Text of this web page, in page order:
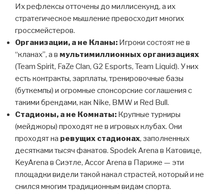
Их рефлексы отточены до миллисекунд, а их
стратегическое мышление превосходит многих
гроссмейстеров.
Организации, а не Кланы: Игроки состоят не в
“кланах”, а в мультимиллионных организациях
(Team Spirit, FaZe Clan, G2 Esports, Team Liquid). У них
есть контракты, зарплаты, тренировочные базы
(буткемпы) и огромные спонсорские соглашения с
такими брендами, как Nike, BMW и Red Bull.
Стадионы, а не Комнаты: Крупные турниры
(мейджоры) проходят не в игровых клубах. Они
проходят на ревущих стадионах, заполненных
десятками тысяч фанатов. Spodek Arena в Катовице,
KeyArena в Сиэтле, Accor Arena в Париже — эти
площадки видели такой накал страстей, который и не
снился многим традиционным видам спорта.